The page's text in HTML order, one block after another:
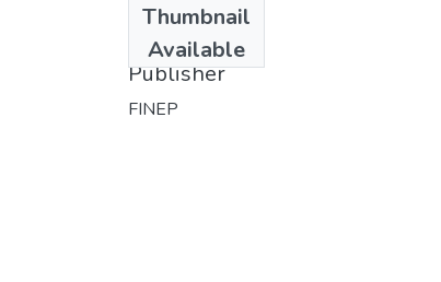
Thumbnail
Available
1984
Publisher
FINEP